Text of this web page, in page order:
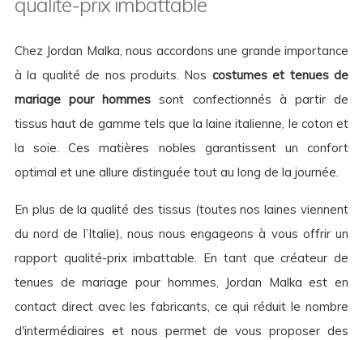
Chez Jordan Malka, nous accordons une grande importance
à la qualité de nos produits. Nos costumes et tenues de
mariage pour hommes sont confectionnés à partir de
tissus haut de gamme tels que la laine italienne, le coton et
la soie. Ces matières nobles garantissent un confort
optimal et une allure distinguée tout au long de la journée.
En plus de la qualité des tissus (toutes nos laines viennent
du nord de l’Italie), nous nous engageons à vous offrir un
rapport qualité-prix imbattable. En tant que créateur de
tenues de mariage pour hommes, Jordan Malka est en
contact direct avec les fabricants, ce qui réduit le nombre
d'intermédiaires et nous permet de vous proposer des